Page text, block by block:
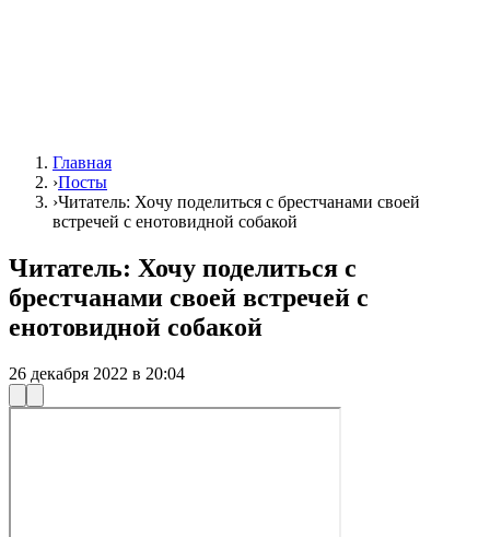
Главная
›Посты
›Читатель: Хочу поделиться с брестчанами своей
встречей с енотовидной собакой
Читатель: Хочу поделиться с
брестчанами своей встречей с
енотовидной собакой
26 декабря 2022 в 20:04